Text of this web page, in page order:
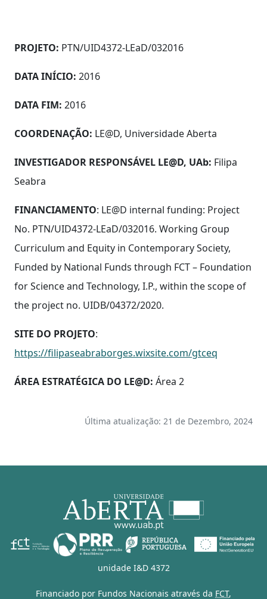
PROJETO: PTN/UID4372-LEaD/032016
DATA INÍCIO: 2016
DATA FIM: 2016
COORDENAÇÃO: LE@D, Universidade Aberta
INVESTIGADOR RESPONSÁVEL LE@D, UAb: Filipa
Seabra
FINANCIAMENTO: LE@D internal funding: Project
No. PTN/UID4372-LEaD/032016. Working Group
Curriculum and Equity in Contemporary Society,
Funded by National Funds through FCT – Foundation
for Science and Technology, I.P., within the scope of
the project no. UIDB/04372/2020.
SITE DO PROJETO:
https://filipaseabraborges.wixsite.com/gtceq
ÁREA ESTRATÉGICA DO LE@D: Área 2
Última atualização: 21 de Dezembro, 2024
unidade I&D 4372
Financiado por Fundos Nacionais através da FCT,